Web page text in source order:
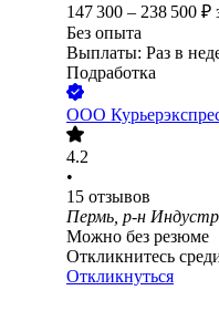
147 300 – 238 500 ₽
Без опыта
Выплаты: Раз в
Подработка
ООО
4.2
•
15 отзывов
Пермь, р-н
Можно без резюме
Откликнитесь
Откликнуться